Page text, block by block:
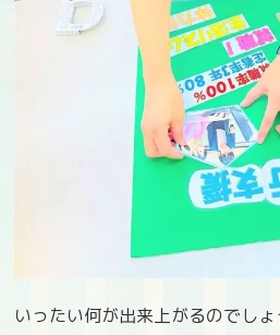
いったい何が出来上がるのでし